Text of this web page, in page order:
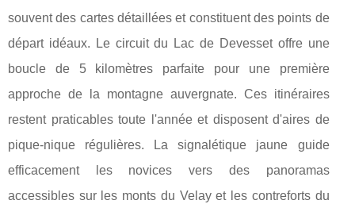
souvent des cartes détaillées et constituent des points de
départ idéaux. Le circuit du Lac de Devesset offre une
boucle de 5 kilomètres parfaite pour une première
approche de la montagne auvergnate. Ces itinéraires
restent praticables toute l'année et disposent d'aires de
pique-nique régulières. La signalétique jaune guide
efficacement les novices vers des panoramas
accessibles sur les monts du Velay et les contreforts du